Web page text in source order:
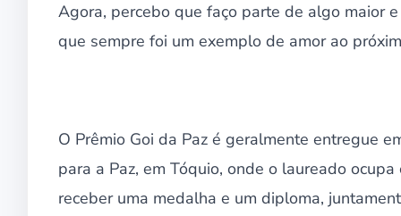
Agora, percebo que faço parte de algo maior
que sempre foi um exemplo de amor ao
O Prêmio Goi da Paz é geralmente entregue
para a Paz, em Tóquio, onde o laureado
receber uma medalha e um diploma,